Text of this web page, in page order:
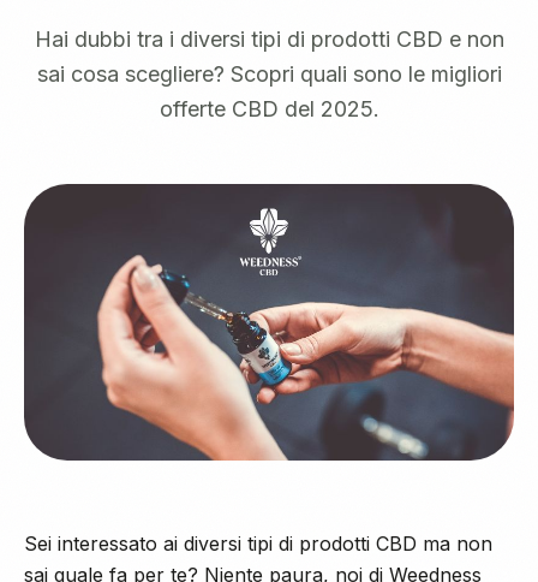
Hai dubbi tra i diversi tipi di prodotti CBD e non
sai cosa scegliere? Scopri quali sono le migliori
offerte CBD del 2025.
Sei interessato ai diversi tipi di prodotti CBD ma non
sai quale fa per te? Niente paura, noi di Weedness